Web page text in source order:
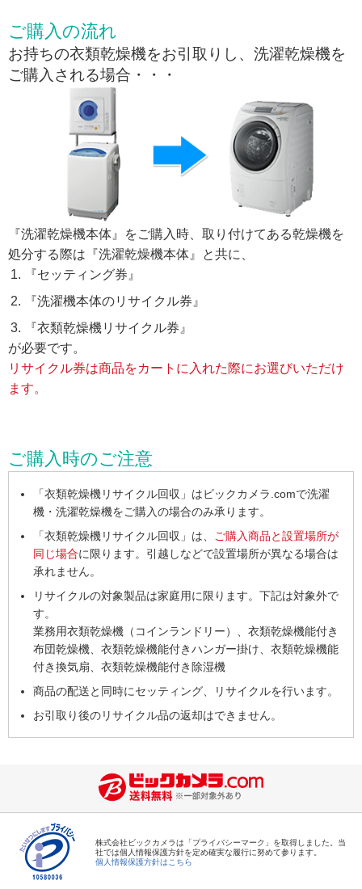
ご購入の流れ
お持ちの衣類乾燥機をお引取りし、洗濯乾燥機を
ご購入される場合・・・
『洗濯乾燥機本体』をご購入時、取り付けてある乾燥機を
処分する際は『洗濯乾燥機本体』と共に、
『セッティング券』
『洗濯機本体のリサイクル券』
『衣類乾燥機リサイクル券』
が必要です。
リサイクル券は商品をカートに入れた際にお選びいただけ
ます。
ご購入時のご注意
「衣類乾燥機リサイクル回収」はビックカメラ.comで洗濯
機・洗濯乾燥機をご購入の場合のみ承ります。
「衣類乾燥機リサイクル回収」は、
ご購入商品と設置場所が
同じ場合に限ります。引越しなどで設置場所が異なる場合は
承れません。
リサイクルの対象製品は家庭用に限ります。下記は対象外で
す。
業務用衣類乾燥機（コインランドリー）、衣類乾燥機能付き
布団乾燥機、衣類乾燥機能付きハンガー掛け、衣類乾燥機能
付き換気扇、衣類乾燥機能付き除湿機
商品の配送と同時にセッティング、リサイクルを行います。
お引取り後のリサイクル品の返却はできません。
株式会社ビックカメラは「プライバシーマーク」を取得しました。当
社では個人情報保護方針を定め確実な履行に努めて参ります。
個人情報保護方針はこちら